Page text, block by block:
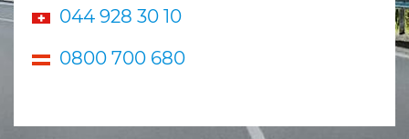
044 928 30 10
0800 700 680